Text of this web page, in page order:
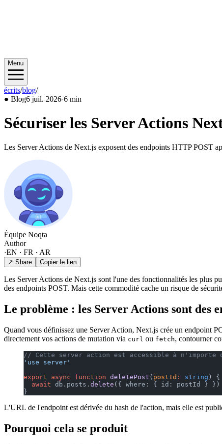
Menu
écrits/blog/2026/07
● Blog6 juil. 2026·6 min
Sécuriser les Server Actions
Les Server Actions de Next.js exposent des endpoints HTTP POST
Équipe Noqta
Author
·EN · FR · AR
↗ Share Copier le lien
Les Server Actions de Next.js sont l'une des fonctionnalités les plus
des endpoints POST. Mais cette commodité cache un risque de
Le problème : les Server Actions sont des
Quand vous définissez une Server Action, Next.js crée un endpoint
directement vos actions de mutation via curl ou fetch, contourner
// Cette server action est accessible à n'importe
'use server'
export async function deletePost ( postId : string ) {
  await
db.posts. delete ({ where: { id: postId } })
}
L'URL de l'endpoint est dérivée du hash de l'action, mais elle est
Pourquoi cela se produit